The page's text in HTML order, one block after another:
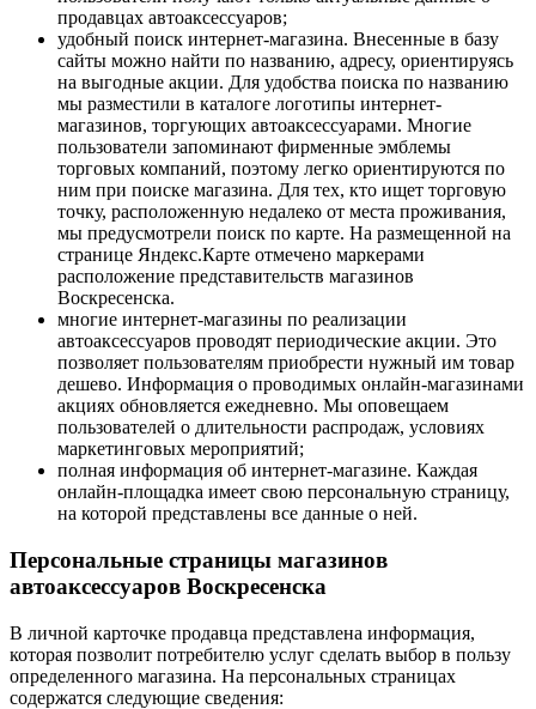
продавцах автоаксессуаров;
удобный поиск интернет-магазина. Внесенные в базу
сайты можно найти по названию, адресу, ориентируясь
на выгодные акции. Для удобства поиска по названию
мы разместили в каталоге логотипы интернет-
магазинов, торгующих автоаксессуарами. Многие
пользователи запоминают фирменные эмблемы
торговых компаний, поэтому легко ориентируются по
ним при поиске магазина. Для тех, кто ищет торговую
точку, расположенную недалеко от места проживания,
мы предусмотрели поиск по карте. На размещенной на
странице Яндекс.Карте отмечено маркерами
расположение представительств магазинов
Воскресенска.
многие интернет-магазины по реализации
автоаксессуаров проводят периодические акции. Это
позволяет пользователям приобрести нужный им товар
дешево. Информация о проводимых онлайн-магазинами
акциях обновляется ежедневно. Мы оповещаем
пользователей о длительности распродаж, условиях
маркетинговых мероприятий;
полная информация об интернет-магазине. Каждая
онлайн-площадка имеет свою персональную страницу,
на которой представлены все данные о ней.
Персональные страницы магазинов
автоаксессуаров Воскресенска
В личной карточке продавца представлена информация,
которая позволит потребителю услуг сделать выбор в пользу
определенного магазина. На персональных страницах
содержатся следующие сведения: